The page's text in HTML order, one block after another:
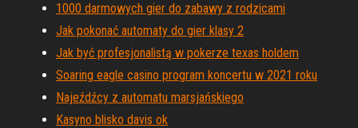
1000 darmowych gier do zabawy z rodzicami
Jak pokonać automaty do gier klasy 2
Jak być profesjonalistą w pokerze texas holdem
Soaring eagle casino program koncertu w 2021 roku
Najeźdźcy z automatu marsjańskiego
Kasyno blisko davis ok